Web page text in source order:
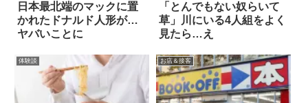
日本最北端のマックに置
かれたドナルド人形が…
ヤバいことに
「とんでもない奴らいて
草」川にいる4人組をよく
見たら…え
体験談 お店＆接客